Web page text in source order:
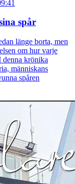
spår
länge borta, men
om hur varje
denna krönika
människans
spåren